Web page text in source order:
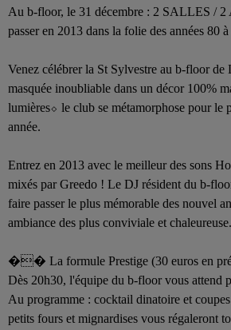
Au b-floor, le 31 décembre : 2 SALLES /
passer en 2013 dans la folie des années 80
Venez célébrer la St Sylvestre au b-floor de
masquée inoubliable dans un décor 100%
lumières⬦ le club se métamorphose pour le
année.
Entrez en 2013 avec le meilleur des sons
mixés par Greedo ! Le DJ résident du b-
faire passer le plus mémorable des nouvel
ambiance des plus conviviale et chaleureuse.
�� La formule Prestige (30 euros en
Dès 20h30, l'équipe du b-floor vous attend
Au programme : cocktail dinatoire et
petits fours et mignardises vous régaleront